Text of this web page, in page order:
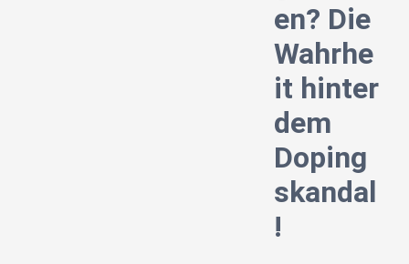
en? Die
Wahrhe
it hinter
dem
Doping
skandal
!